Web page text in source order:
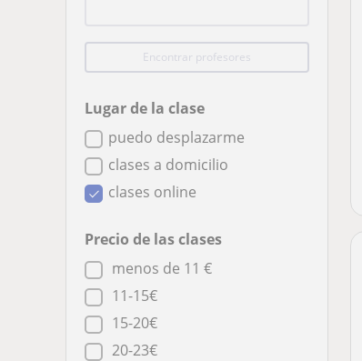
Encontrar profesores
Lugar de la clase
puedo desplazarme
clases a domicilio
clases online
Precio de las clases
menos de 11 €
11-15€
15-20€
20-23€